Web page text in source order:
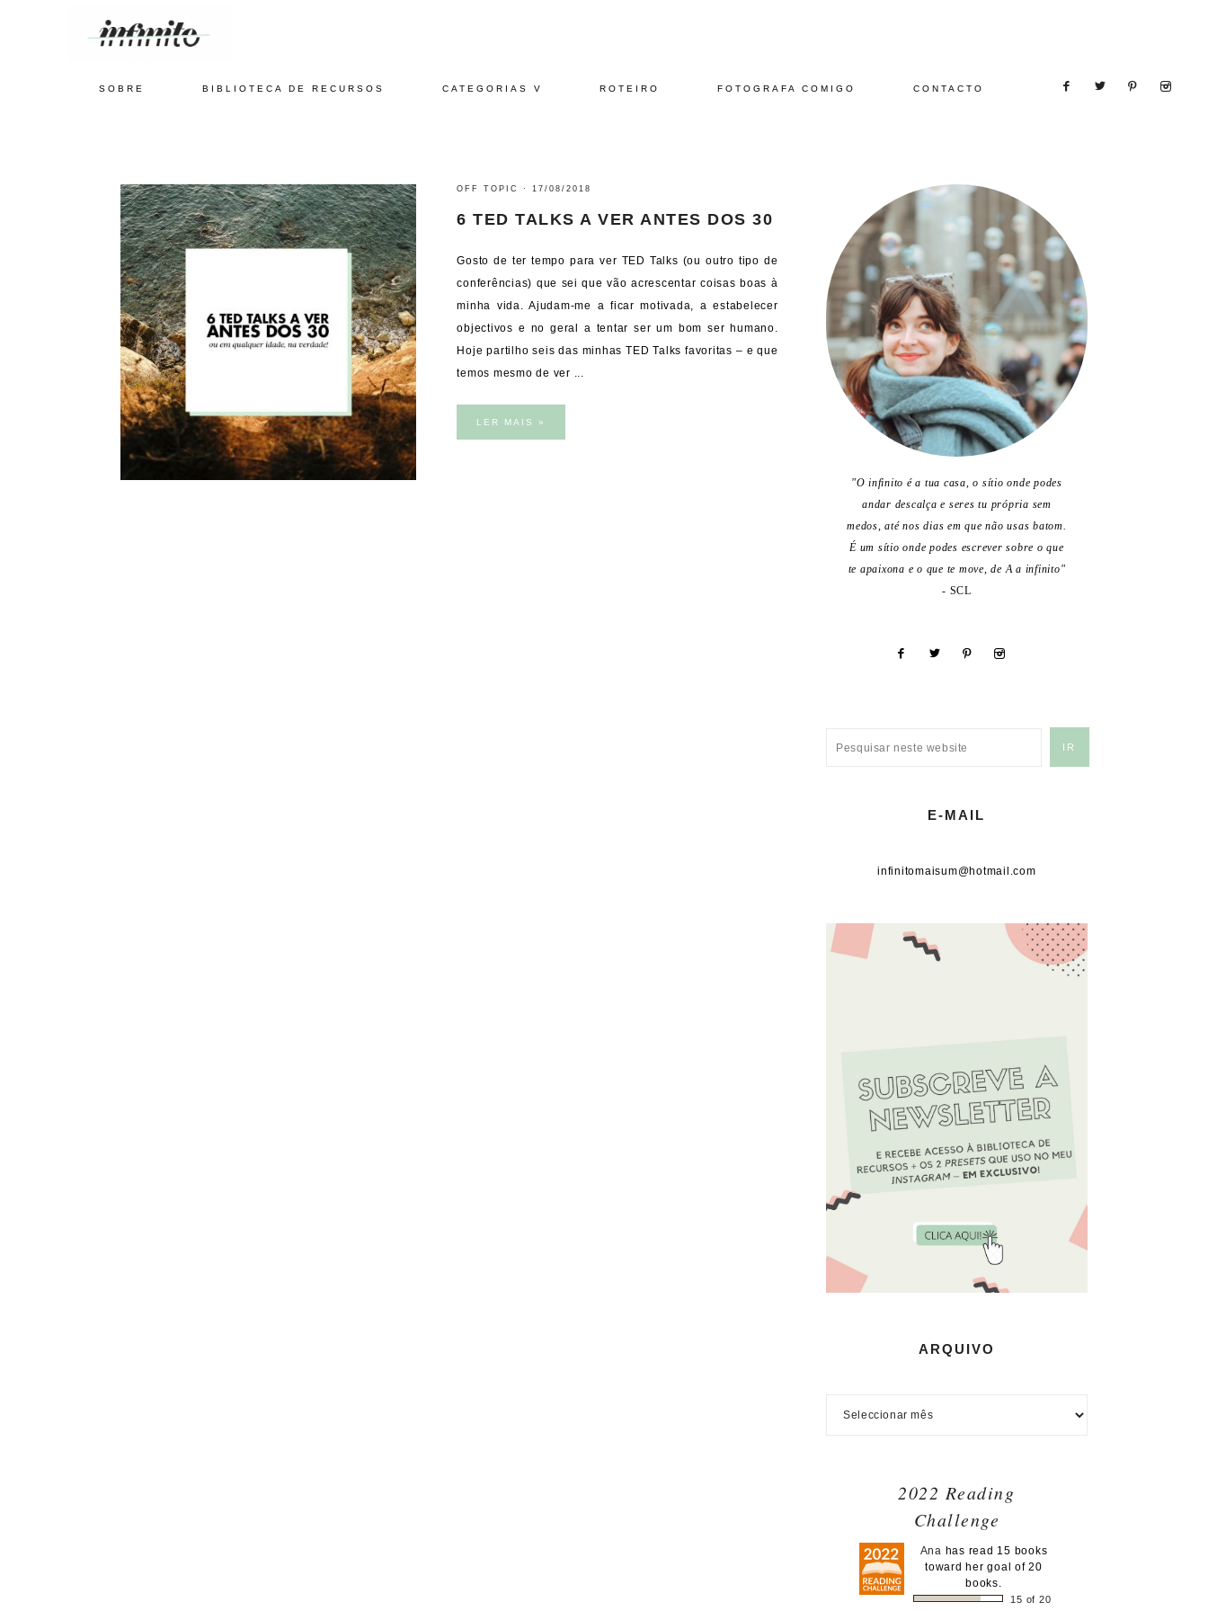
SOBRE BIBLIOTECA DE RECURSOS CATEGORIAS V ROTEIRO FOTOGRAFA COMIGO CONTACTO
OFF TOPIC ·17/08/2018
6 TED TALKS A VER ANTES DOS 30
Gosto de ter tempo para ver TED Talks (ou outro tipo de
conferências) que sei que vão acrescentar coisas boas à
minha vida. Ajudam-me a ficar motivada, a estabelecer
objectivos e no geral a tentar ser um bom ser humano.
Hoje partilho seis das minhas TED Talks favoritas – e que
temos mesmo de ver ...
LER MAIS »
"O infinito é a tua casa, o sítio onde podes
andar descalça e seres tu própria sem
medos, até nos dias em que não usas batom.
É um sítio onde podes escrever sobre o que
te apaixona e o que te move, de A a infinito"
- SCL
E-MAIL
infinitomaisum@hotmail.com
ARQUIVO
2022 Reading
Challenge
Ana has read 15 books
toward her goal of 20
books.
15 of 20